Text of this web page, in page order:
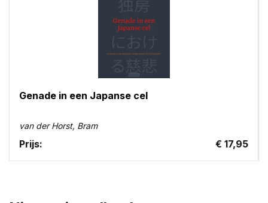
Genade in een Japanse cel
van der Horst, Bram
Prijs: € 17,95